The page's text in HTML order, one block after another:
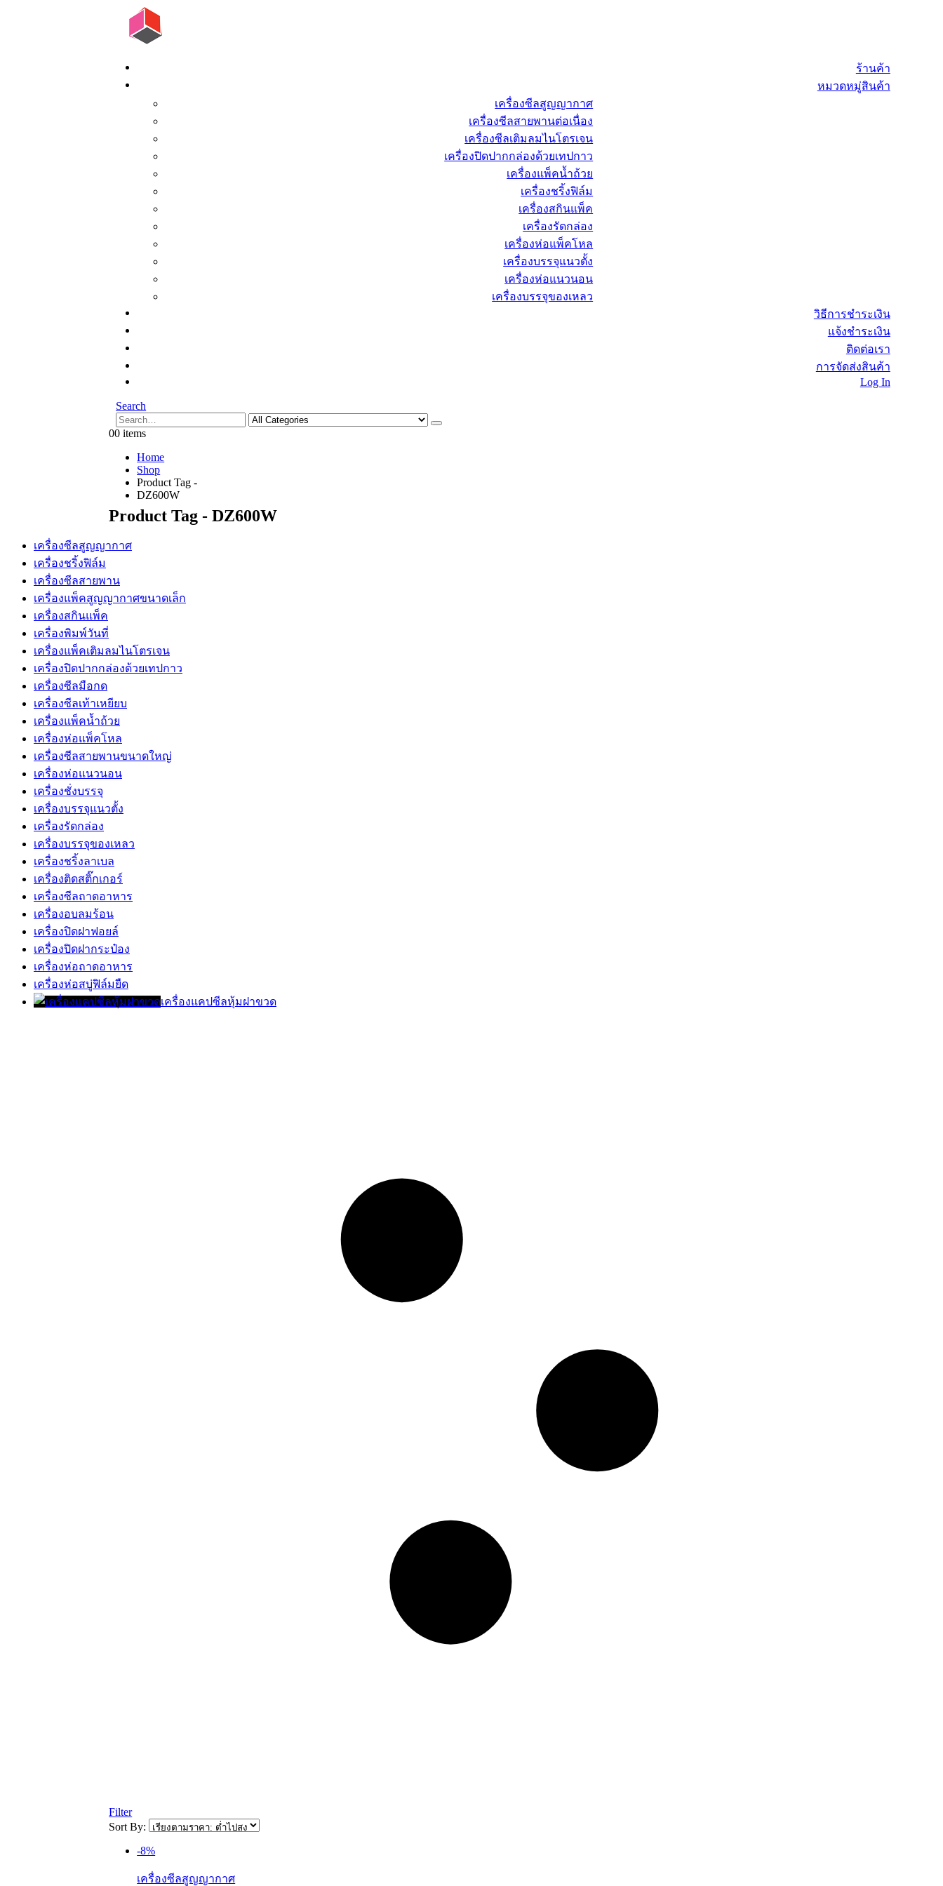
ร้านค้า
หมวดหมู่สินค้า
เครื่องซีลสูญญากาศ
เครื่องซีลสายพานต่อเนื่อง
เครื่องซีลเติมลมไนโตรเจน
เครื่องปิดปากกล่องด้วยเทปกาว
เครื่องแพ็คน้ำถ้วย
เครื่องชริ้งฟิล์ม
เครื่องสกินแพ็ค
เครื่องรัดกล่อง
เครื่องห่อแพ็คโหล
เครื่องบรรจุแนวตั้ง
เครื่องห่อแนวนอน
เครื่องบรรจุของเหลว
วิธีการชำระเงิน
แจ้งชำระเงิน
ติดต่อเรา
การจัดส่งสินค้า
Log In
Search
00 items
Home
Shop
Product Tag -
DZ600W
Product Tag - DZ600W
เครื่องซีลสูญญากาศ
เครื่องชริ้งฟิล์ม
เครื่องซีลสายพาน
เครื่องแพ็คสูญญากาศขนาดเล็ก
เครื่องสกินแพ็ค
เครื่องพิมพ์วันที่
เครื่องแพ็คเติมลมไนโตรเจน
เครื่องปิดปากกล่องด้วยเทปกาว
เครื่องซีลมือกด
เครื่องซีลเท้าเหยียบ
เครื่องแพ็คน้ำถ้วย
เครื่องห่อแพ็คโหล
เครื่องซีลสายพานขนาดใหญ่
เครื่องห่อแนวนอน
เครื่องชั่งบรรจุ
เครื่องบรรจุแนวตั้ง
เครื่องรัดกล่อง
เครื่องบรรจุของเหลว
เครื่องชริ้งลาเบล
เครื่องติดสติ๊กเกอร์
เครื่องซีลถาดอาหาร
เครื่องอบลมร้อน
เครื่องปิดฝาฟอยล์
เครื่องปิดฝากระป๋อง
เครื่องห่อถาดอาหาร
เครื่องห่อสบู่ฟิล์มยืด
เครื่องแคปซีลหุ้มฝาขวด
Filter
Sort By:
-8%
เครื่องซีลสูญญากาศ